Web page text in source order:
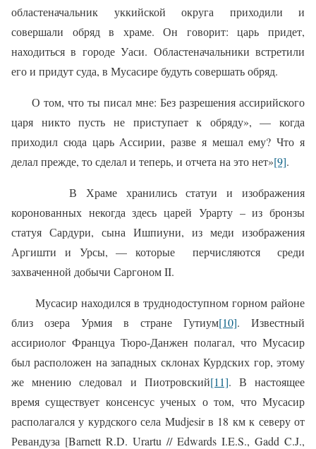
областеначальник уккийской округа приходили и
совершали обряд в храме. Он говорит: царь придет,
находиться в городе Уаси. Областеначальники встретили
его и придут суда, в Мусасире будуть совершать обряд.
О том, что ты писал мне: Без разрешения ассирийского
царя никто пусть не приступает к обряду», — когда
приходил сюда царь Ассирии, разве я мешал ему? Что я
делал прежде, то сделал и теперь, и отчета на это нет»[9].
В Храме хранились статуи и изображения
коронованных некогда здесь царей Урарту – из бронзы
статуя Сардури, сына Ишпиуни, из меди изображения
Аргишти и Урсы, — которые
перчисляются
среди
захваченной добычи Саргоном II.
Мусасир находился в труднодоступном горном районе
близ озера Урмия в стране Гутиум[10]. Известный
ассириолог Француа Тюро-Данжен полагал, что Мусасир
был расположен на западных склонах Курдских гор, этому
же мнению следовал и Пиотровский[11]. В настоящее
время существует консенсус ученых о том, что Мусасир
располагался у курдского села Mudjesir в 18 км к северу от
Ревандуза [Barnett R.D. Urartu // Edwards I.E.S., Gadd C.J.,